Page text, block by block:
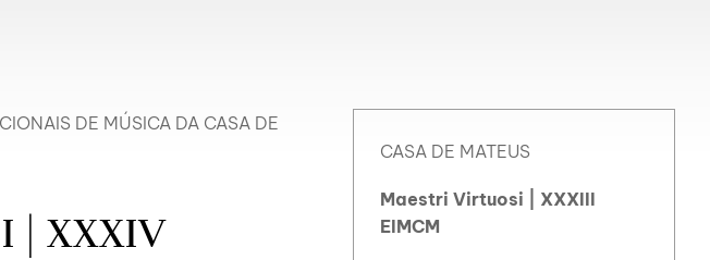
DE MÚSICA DA CASA DE
| XXXIV
CASA DE MATEUS
Maestri Virtuosi | XXXIII
EIMCM